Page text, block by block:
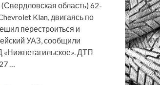
область) 62-
Klan, двигаясь по
перестроиться и
УАЗ, сообщили
ДТП
…